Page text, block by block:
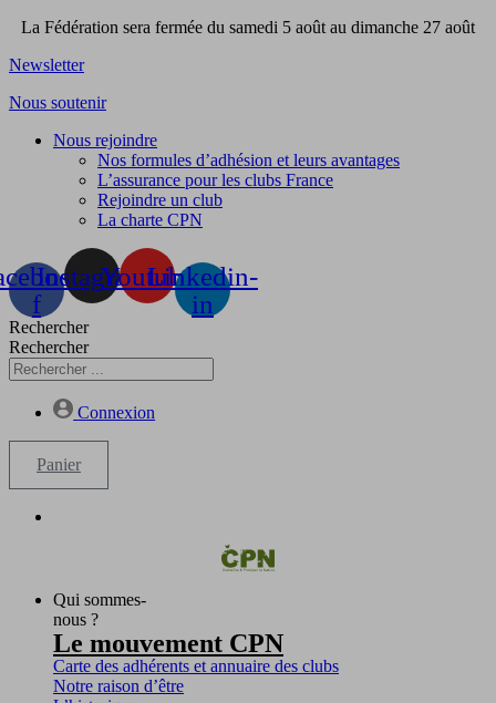
Aller
contenu
La Fédération sera fermée du samedi 5 août au dimanche 27 août
Newsletter
Nous soutenir
Nous rejoindre
Nos formules d’adhésion et leurs avantages
L’assurance pour les clubs France
Rejoindre un club
La charte CPN
f
InstagramYoutubeLinkedin-
in
Rechercher
Rechercher
Connexion
Panier
Qui sommes-
nous ?
Le mouvement CPN
Carte des adhérents et annuaire des clubs
Notre raison d’être